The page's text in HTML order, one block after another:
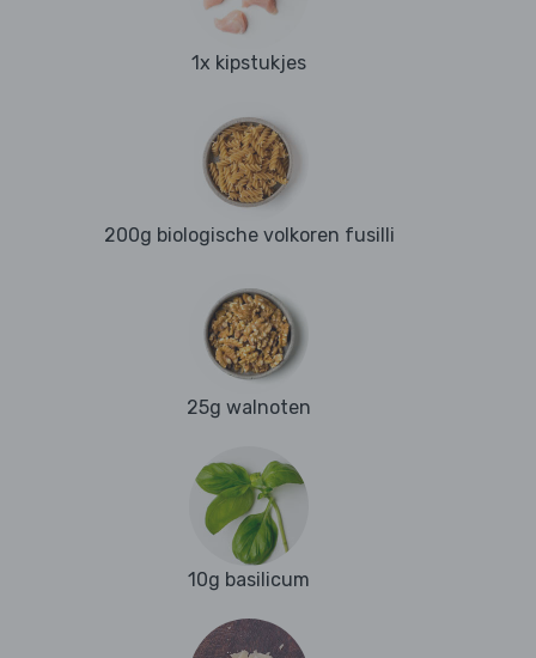
1x kipstukjes
200g biologische volkoren fusilli
25g walnoten
10g basilicum